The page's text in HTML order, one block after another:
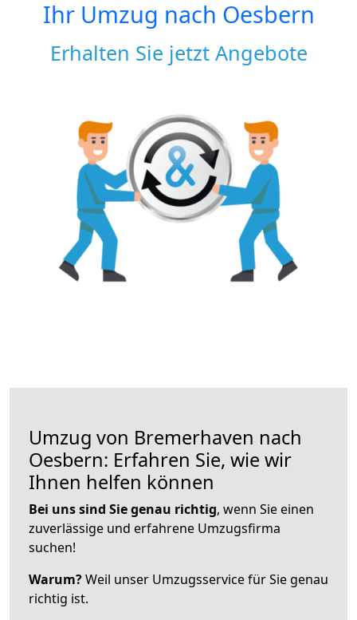
Ihr Umzug nach Oesbern
Erhalten Sie jetzt Angebote
Umzug von Bremerhaven nach
Oesbern: Erfahren Sie, wie wir
Ihnen helfen können
Bei uns sind Sie genau richtig, wenn Sie einen
zuverlässige und erfahrene Umzugsfirma
suchen!
Warum?Weil unser Umzugsservice für Sie genau
richtig ist.